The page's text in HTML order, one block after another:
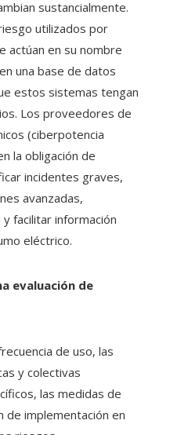
sustancialmente.
utilizados por
actúan en su nombre
una base de datos
estos sistemas tengan
Los proveedores de
(ciberpotencia
la obligación de
incidentes graves,
avanzadas,
facilitar información
eléctrico.
evaluación de
de uso, las
y colectivas
las medidas de
de implementación en